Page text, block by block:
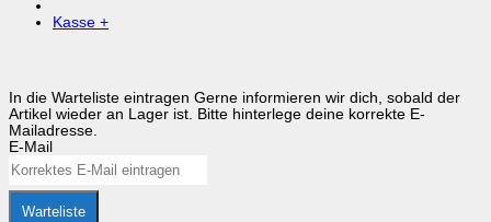
Kasse +
In die Warteliste eintragen Gerne informieren wir dich, sobald der
Artikel wieder an Lager ist. Bitte hinterlege deine korrekte E-
Mailadresse.
E-Mail
Warteliste